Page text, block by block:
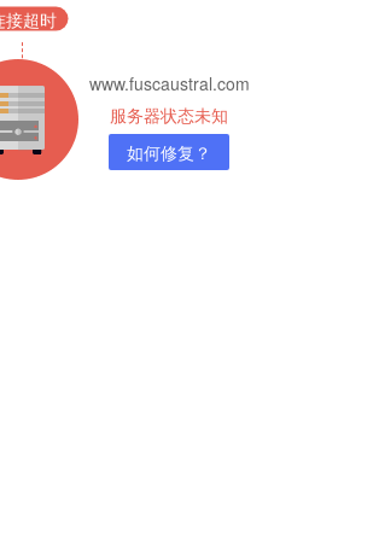
接超时
www.fuscaustral.com
服务器状态未知
如何修复？